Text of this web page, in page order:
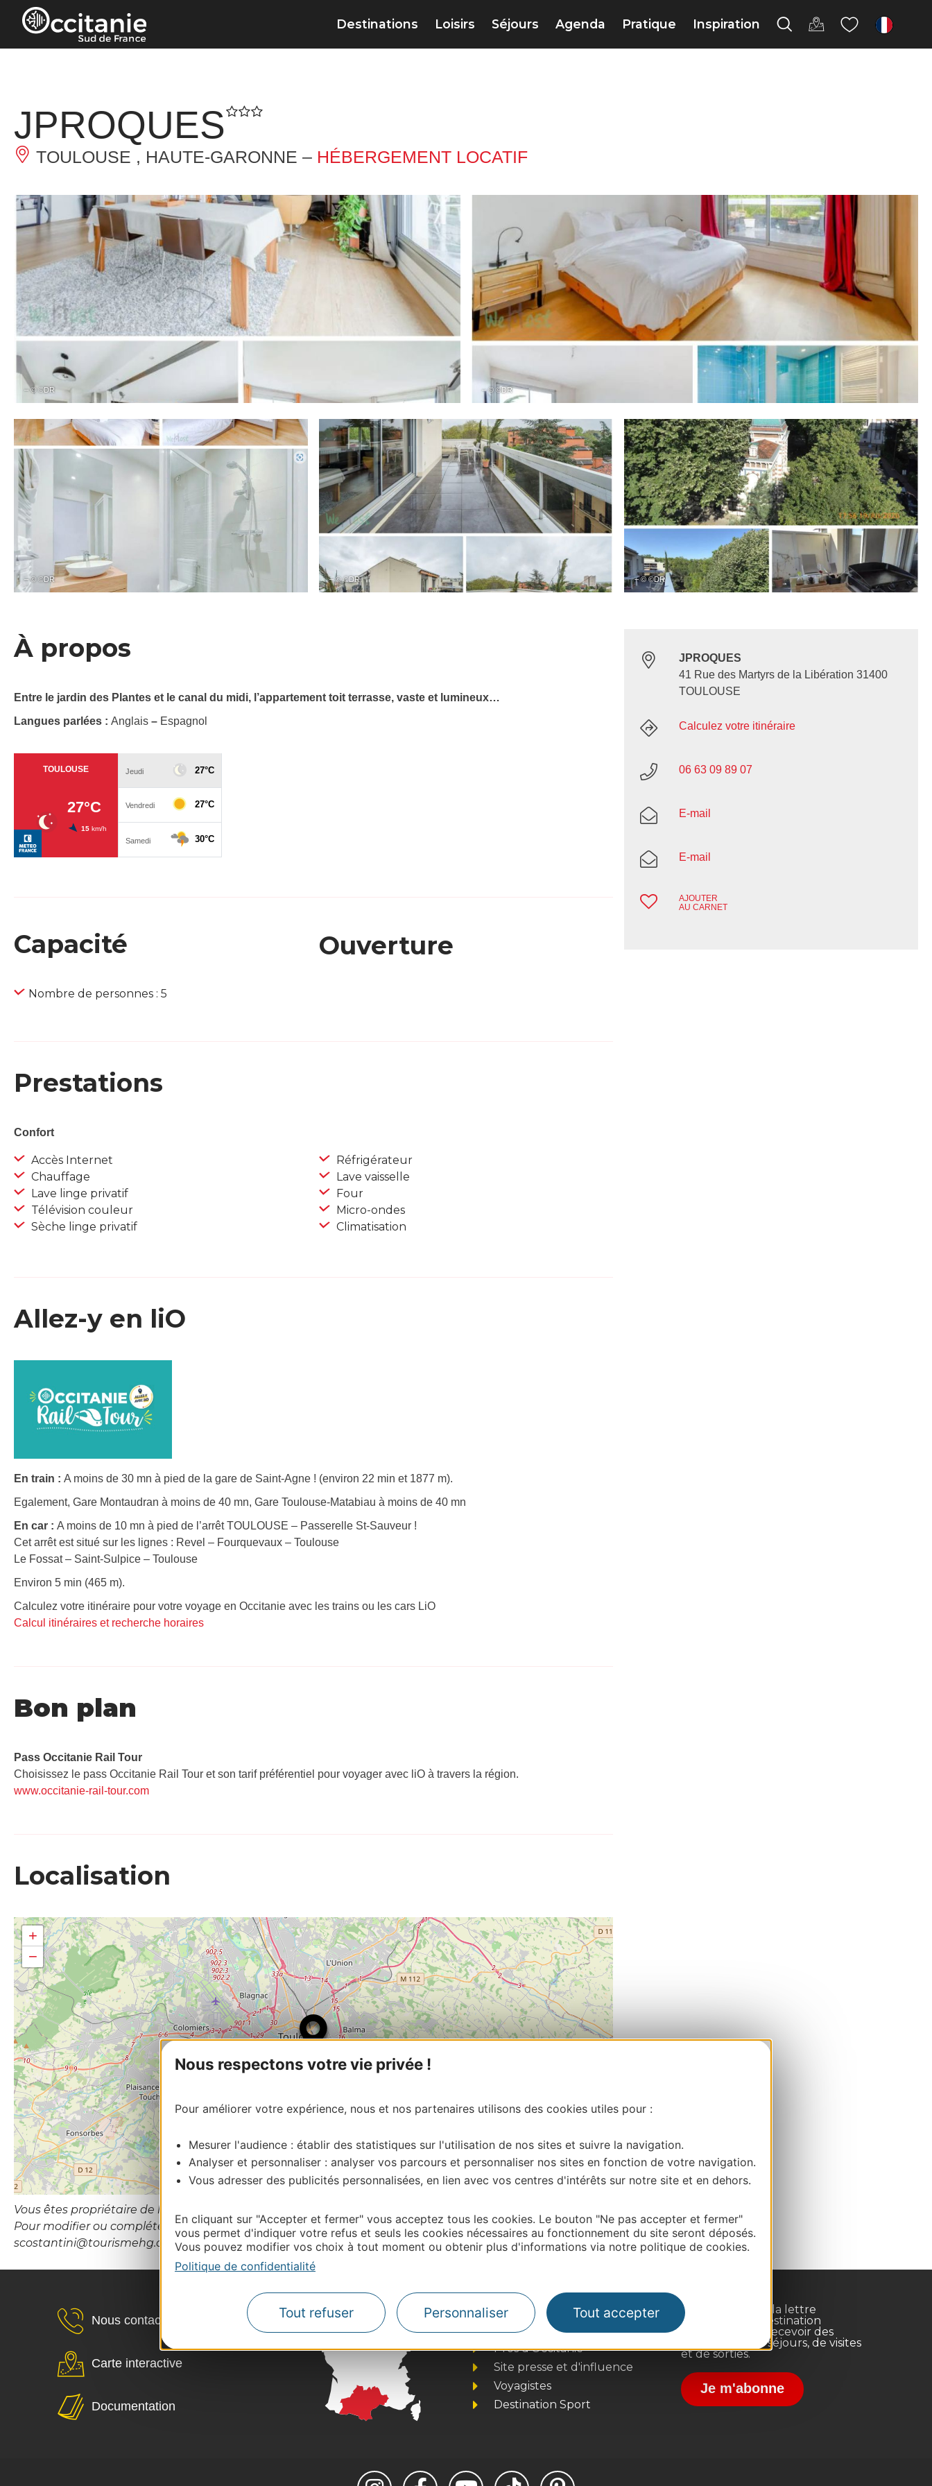
Panneau de gestion des cookies
Nous respectons votre vie privée !
Pour améliorer votre expérience, nous et nos partenaires utilisons des cookies utiles pour :
Mesurer l'audience : établir des statistiques sur l'utilisation de nos sites et suivre la navigation.
Analyser et personnaliser : analyser vos parcours et personnaliser nos sites en fonction de votre navigation.
Vous adresser des publicités personnalisées, en lien avec vos centres d'intérêts sur notre site et en dehors.
En cliquant sur "Accepter et fermer" vous acceptez tous les cookies. Le bouton "Ne pas accepter et fermer"
vous permet d'indiquer votre refus et seuls les cookies nécessaires au fonctionnement du site seront déposés.
Vous pouvez modifier vos choix à tout moment ou obtenir plus d'informations via notre politique de cookies.
Politique de confidentialité
Tout refuser Personnaliser Tout accepter
Destinations Loisirs Séjours Agenda Pratique Inspiration fr
JPROQUES
TOULOUSE , HAUTE-GARONNE – HÉBERGEMENT LOCATIF
– © ©DR – © ©DR
– © ©DR – © ©DR – © ©DR
À propos
Entre le jardin des Plantes et le canal du midi, l’appartement toit terrasse, vaste et lumineux…
Langues parlées : Anglais – Espagnol
Capacité
Nombre de personnes : 5
Ouverture
Prestations
Confort
Accès Internet
Chauffage
Lave linge privatif
Télévision couleur
Sèche linge privatif
Réfrigérateur
Lave vaisselle
Four
Micro-ondes
Climatisation
Allez-y en liO
En train : A moins de 30 mn à pied de la gare de Saint-Agne ! (environ 22 min et 1877 m).
Egalement, Gare Montaudran à moins de 40 mn, Gare Toulouse-Matabiau à moins de 40 mn
En car : A moins de 10 mn à pied de l’arrêt TOULOUSE – Passerelle St-Sauveur !
Cet arrêt est situé sur les lignes : Revel – Fourquevaux – Toulouse
Le Fossat – Saint-Sulpice – Toulouse
Environ 5 min (465 m).
Calculez votre itinéraire pour votre voyage en Occitanie avec les trains ou les cars LiO
Calcul itinéraires et recherche horaires
Bon plan
Pass Occitanie Rail Tour​
Choisissez le pass Occitanie Rail Tour et son tarif préférentiel pour voyager avec liO à travers la région.
www.occitanie-rail-tour.com
Localisation
+
−
| Map data ©
Vous êtes propriétaire de l’établissement ou le gestionnaire de cette activité?
Pour modifier ou compléter cette fiche, merci de contacter Haute – Garonne Tourisme: :
scostantini@tourismehg.com
JPROQUES
41 Rue des Martyrs de la Libération 31400
TOULOUSE
Calculez votre itinéraire
06 63 09 89 07
E-mail
E-mail
AJOUTER
AU CARNET
Nous contacter
Carte interactive
Documentation
Thermalisme
Business/Mice
Pros d'Occitanie
Site presse et d'influence
Voyagistes
Destination Sport
Inscrivez-vous à la lettre
d'information Destination
Occitanie pour recevoir des
suggestions de séjours, de visites
et de sorties.
Je m'abonne